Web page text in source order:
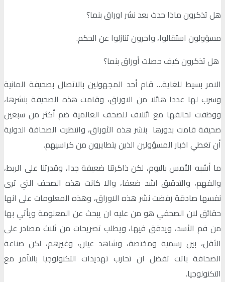
هل تذكرون ماذا حدث بعد نشر اوراق بنما؟
مسؤولون استقالوا، وآخرون تنازلوا عن الحكم.
هل تذكرون كيف حصلت أوراق بنما؟
الامر بسيط للغاية… قام أحد المجهولين بالاتصال بصحيفة المانية
وسرب لها عددا هائلا من الاوراق، وقامت هذه الصحيفة بنشرها،
ووظفت تحالفها مع ائتلاف للصحف العالمية ضم أكثر من سبعين
صحيفة قامت بدورها بنشر هذه الأوراق، وانتظرت الصحافة الدولية
أن تغطي اخبار المسؤولين الذين يتطايرون من كراسيهم.
ما أشبه الأمس باليوم، لكن ذاكرتنا ضعيفة جدا، وقدرتنا على الربط،
والفهم، والتدقيق اشد ضعفا، والا كانت هذه الصحف التي ترى
نفسها صادقة رفضت نشر هذه الاوراق، وهذه المعلومات على انها
حقائق لان الصحفي هو من عليه ان يبحث عن المعلومة ويأتي بها
من فم الأسد، ويدقق فيها، ويطلب تصريحات من ثلاث مصادر على
الأقل، بين رسمية ومختصة، وشاهد عيان، وغيرهم، لكن صناعة
الصحافة باتت تفضل ان تحارب تهديدات التكنولوجيا بالتآمر مع
التكنولوجيا.